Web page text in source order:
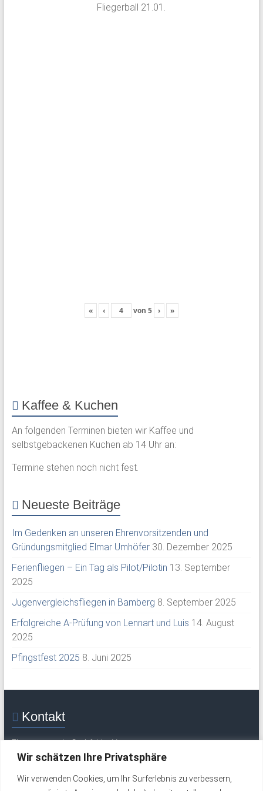
Wir schätzen Ihre Privatsphäre
Wir verwenden Cookies, um Ihr Surferlebnis zu verbessern,
Fliegerball 21.01.
« ‹ von 5 › »
Kaffee & Kuchen
An folgenden Terminen bieten wir Kaffee und
selbstgebackenen Kuchen ab 14 Uhr an:
Termine stehen noch nicht fest.
Neueste Beiträge
Im Gedenken an unseren Ehrenvorsitzenden und
Gründungsmitglied Elmar Umhöfer 30. Dezember 2025
Ferienfliegen – Ein Tag als Pilot/Pilotin 13. September
2025
Jugenvergleichsfliegen in Bamberg 8. September 2025
Erfolgreiche A-Prüfung von Lennart und Luis 14. August
2025
Pfingstfest 2025 8. Juni 2025
Kontakt
Flugsportverein Grabfeld e. V.
Mittelweg 30